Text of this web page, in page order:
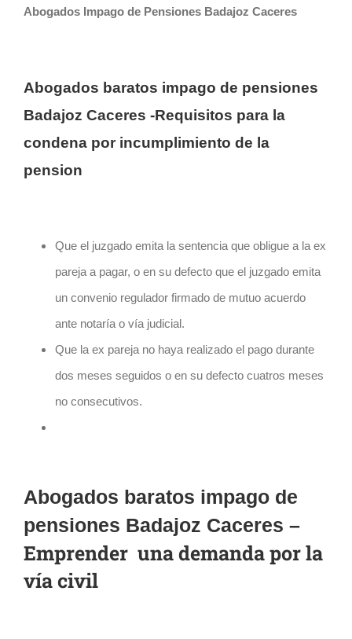
Abogados Impago de Pensiones Badajoz Caceres
Abogados baratos impago de pensiones
Badajoz Caceres -Requisitos para la
condena por incumplimiento de la
pension
Que el juzgado emita la sentencia que obligue a la ex
pareja a pagar, o en su defecto que el juzgado emita
un convenio regulador firmado de mutuo acuerdo
ante notaría o vía judicial.
Que la ex pareja no haya realizado el pago durante
dos meses seguidos o en su defecto cuatros meses
no consecutivos.
Abogados baratos impago de
pensiones Badajoz Caceres –
Emprender una demanda por la
vía civil